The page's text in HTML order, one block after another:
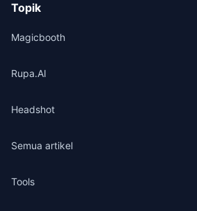
Topik
Magicbooth
Rupa.AI
Headshot
Semua artikel
Tools